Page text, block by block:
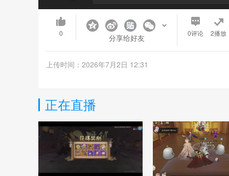
0 分享给好友 0评论 2播放
上传时间：2026年7月2日 12:31
正在直播